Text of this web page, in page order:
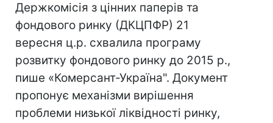
Держкомісія з цінних паперів та
фондового ринку (ДКЦПФР) 21
вересня ц.р. схвалила програму
розвитку фондового ринку до 2015 р.,
пише «Комерсант-Україна". Документ
пропонує механізми вирішення
проблеми низької ліквідності ринку,